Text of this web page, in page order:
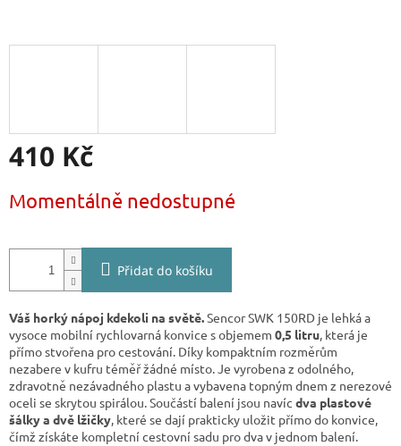
410 Kč
cena:
Momentálně nedostupné
Přidat do košíku
Váš horký nápoj kdekoli na světě.Sencor SWK 150RD je lehká a
vysoce mobilní rychlovarná konvice s objemem 0,5 litru, která je
přímo stvořena pro cestování. Díky kompaktním rozměrům
nezabere v kufru téměř žádné místo. Je vyrobena z odolného,
zdravotně nezávadného plastu a vybavena topným dnem z nerezové
oceli se skrytou spirálou. Součástí balení jsou navíc dva plastové
šálky a dvě lžičky, které se dají prakticky uložit přímo do konvice,
čímž získáte kompletní cestovní sadu pro dva v jednom balení.